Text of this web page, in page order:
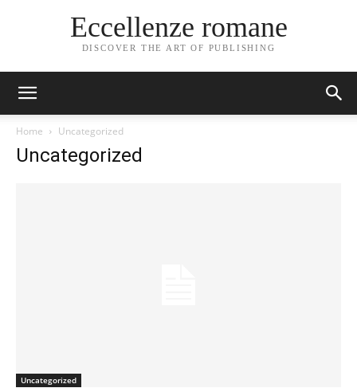
Eccellenze romane
DISCOVER THE ART OF PUBLISHING
Home Uncategorized
Uncategorized
Uncategorized